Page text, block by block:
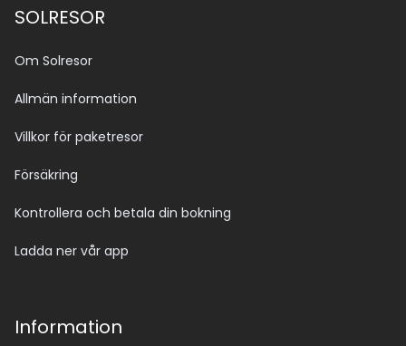
SOLRESOR
Om Solresor
Allmän information
Villkor för paketresor
Försäkring
Kontrollera och betala din bokning
Ladda ner vår app
Information